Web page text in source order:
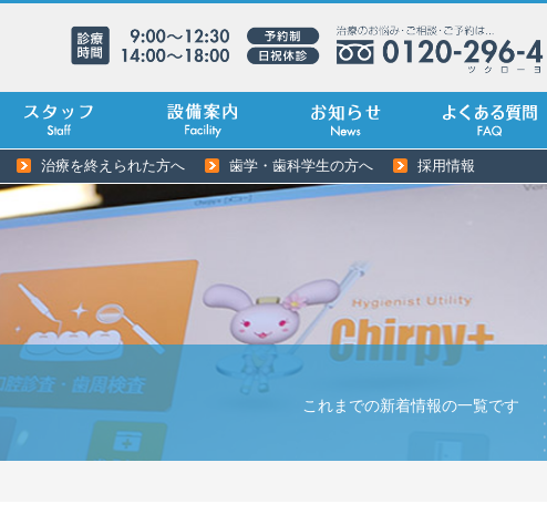
治療を終えられた方へ 歯学・歯科学生の方へ 採用情報
これまでの新着情報の一覧です